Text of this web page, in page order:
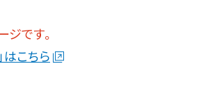
ジです。
はこちら